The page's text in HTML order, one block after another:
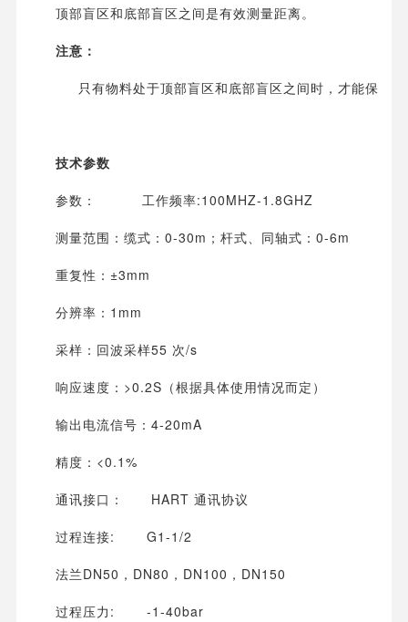
顶部盲区和底部盲区之间是有效测量距离。
注意：
只有物料处于顶部盲区和底部盲区之间时，才能保证
技术参数
参数： 工作频率:100MHZ-1.8GHZ
测量范围：缆式：0-30m；杆式、同轴式：0-6m
重复性：±3mm
分辨率：1mm
采样：回波采样55 次/s
响应速度：>0.2S（根据具体使用情况而定）
输出电流信号：4-20mA
精度：<0.1%
通讯接口： HART 通讯协议
过程连接: G1-1/2
法兰DN50，DN80，DN100，DN150
过程压力: -1-40bar